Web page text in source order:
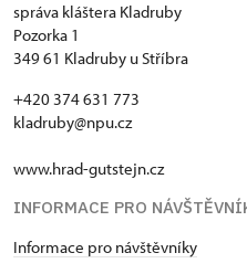
správa kláštera Kladruby
Pozorka 1
349 61 Kladruby u Stříbra
+420 374 631 773
kladruby@npu.cz
www.hrad-gutstejn.cz
INFORMACE PRO
Informace pro návštěvníky